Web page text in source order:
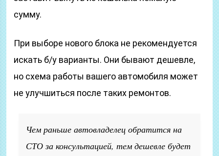
сумму.
При выборе нового блока не рекомендуется
искать б/у варианты. Они бывают дешевле,
но схема работы вашего автомобиля может
не улучшиться после таких ремонтов.
Чем раньше автовладелец обратится на
СТО за консультацией, тем дешевле будет